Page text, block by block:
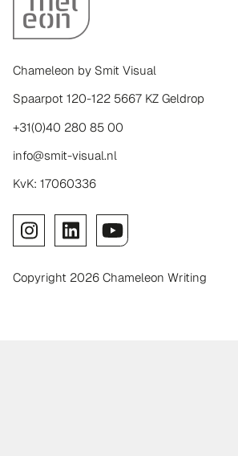
Chameleon by Smit Visual
Spaarpot 120-122 5667 KZ Geldrop
+31(0)40 280 85 00
info@smit-visual.nl
KvK: 17060336
Copyright 2026 Chameleon Writing